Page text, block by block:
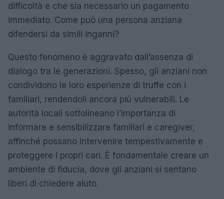
difficoltà e che sia necessario un pagamento
immediato. Come può una persona anziana
difendersi da simili inganni?
Questo fenomeno è aggravato dall’assenza di
dialogo tra le generazioni. Spesso, gli anziani non
condividono le loro esperienze di truffe con i
familiari, rendendoli ancora più vulnerabili. Le
autorità locali sottolineano l’importanza di
informare e sensibilizzare familiari e caregiver,
affinché possano intervenire tempestivamente e
proteggere i propri cari. È fondamentale creare un
ambiente di fiducia, dove gli anziani si sentano
liberi di chiedere aiuto.